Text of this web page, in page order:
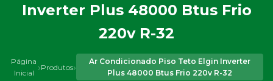
Inverter Plus 48000 Btus Frio
220v R-32
Página
Inicial ›Produtos›
Ar Condicionado Piso Teto Elgin Inverter
Plus 48000 Btus Frio 220v R-32